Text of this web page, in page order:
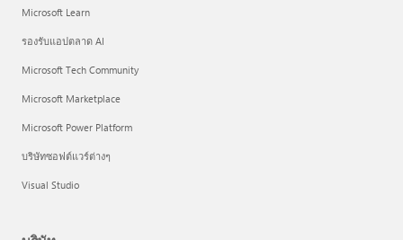
Microsoft Learn
รองรับแอปตลาด AI
Microsoft Tech Community
Microsoft Marketplace
Microsoft Power Platform
บริษัทซอฟต์แวร์ต่างๆ
Visual Studio